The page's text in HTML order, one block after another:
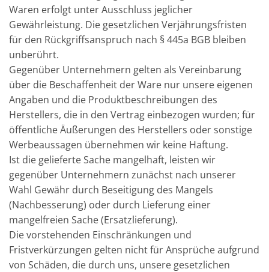
Waren erfolgt unter Ausschluss jeglicher
Gewährleistung. Die gesetzlichen Verjährungsfristen
für den Rückgriffsanspruch nach § 445a BGB bleiben
unberührt.
Gegenüber Unternehmern gelten als Vereinbarung
über die Beschaffenheit der Ware nur unsere eigenen
Angaben und die Produktbeschreibungen des
Herstellers, die in den Vertrag einbezogen wurden; für
öffentliche Äußerungen des Herstellers oder sonstige
Werbeaussagen übernehmen wir keine Haftung.
Ist die gelieferte Sache mangelhaft, leisten wir
gegenüber Unternehmern zunächst nach unserer
Wahl Gewähr durch Beseitigung des Mangels
(Nachbesserung) oder durch Lieferung einer
mangelfreien Sache (Ersatzlieferung).
Die vorstehenden Einschränkungen und
Fristverkürzungen gelten nicht für Ansprüche aufgrund
von Schäden, die durch uns, unsere gesetzlichen